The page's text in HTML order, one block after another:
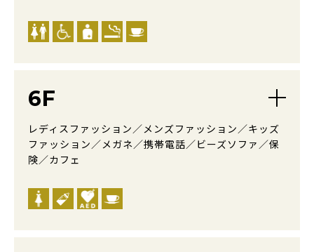
6F
レディスファッション／メンズファッション／キッズ
ファッション／メガネ／携帯電話／ビーズソファ／保
険／カフェ